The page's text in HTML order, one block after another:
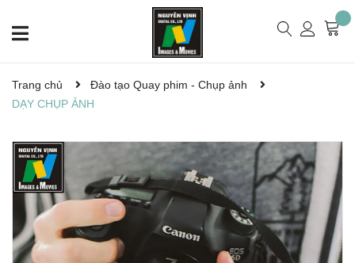
Trang chủ
Đào tạo Quay phim - Chụp ảnh
DẠY CHỤP ẢNH